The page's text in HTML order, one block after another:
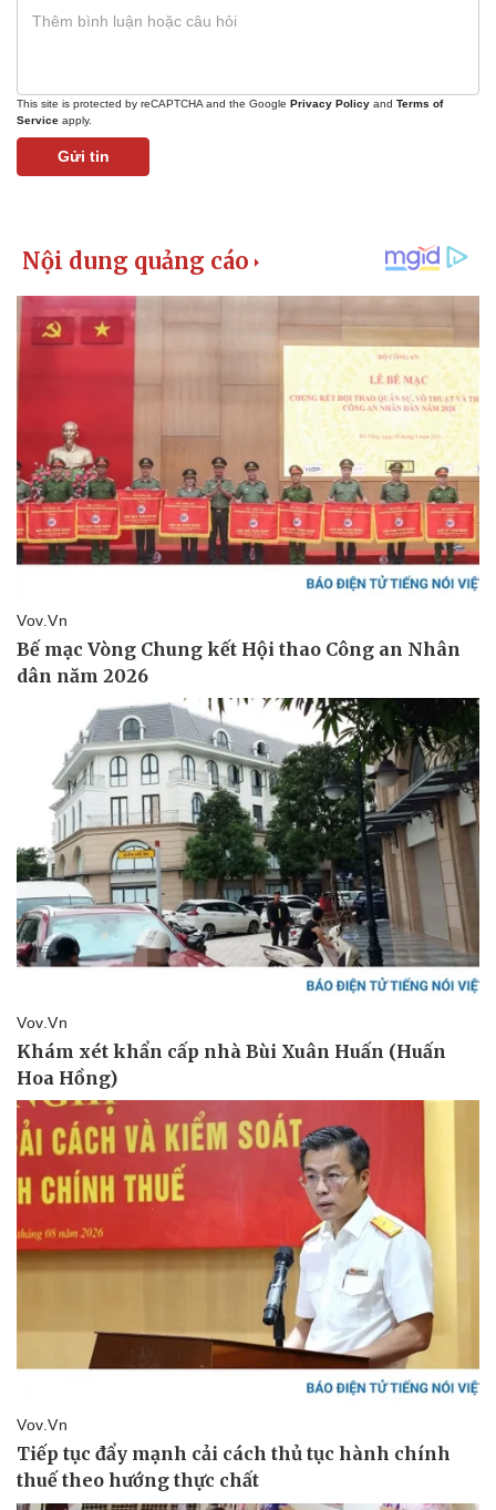
Thể thao
Bóng đá
Lịch thi đấu bóng đá
Thế giới thể thao
eSports
Hậu trường
Ô tô - Xe máy
Ô tô
Xe máy
Tư vấn
This site is protected by reCAPTCHA and the Google Privacy Policy and Terms of
Service apply.
Gửi tin